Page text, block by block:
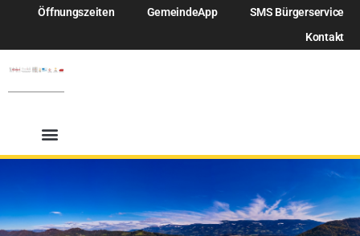
Öffnungszeiten GemeindeApp
SMS Bürgerservice
Kontakt